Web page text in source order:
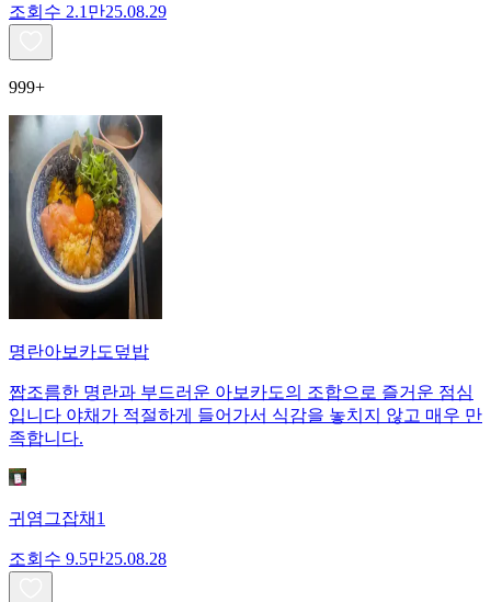
조회수 2.1만25.08.29
999+
명란아보카도덮밥
짭조름한 명란과 부드러운 아보카도의 조합으로 즐거운 점심
입니다 야채가 적절하게 들어가서 식감을 놓치지 않고 매우 만
족합니다.
귀염그잡채1
조회수 9.5만25.08.28